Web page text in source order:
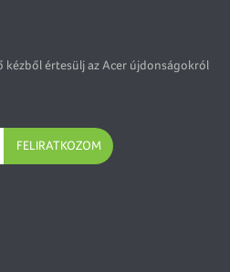
kézből értesülj az Acer újdonságokról
FELIRATKOZOM